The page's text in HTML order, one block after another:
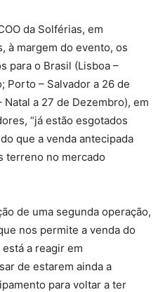
da Solférias, em
à margem do evento, os
para o Brasil (Lisboa –
Porto – Salvador a 26 de
a 27 de Dezembro), em
“já estão esgotados
que a venda antecipada
terreno no mercado
de uma segunda operação,
nos permite a venda do
a reagir em
de estarem ainda a
para voltar a ter